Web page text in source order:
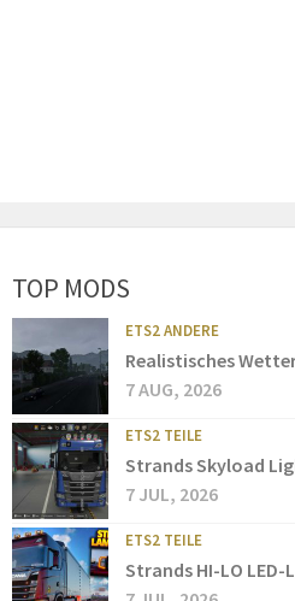
TOP MODS
ETS2 ANDERE
Realistisches
7 AUG, 2026
ETS2 TEILE
Strands Skyload
7 JUL, 2026
ETS2 TEILE
Strands HI-LO LED-